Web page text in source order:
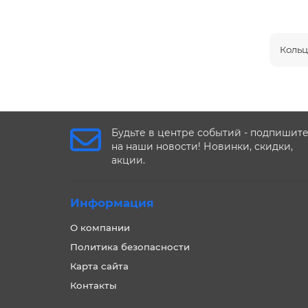
Будьте в центре событий -
на наши новости! Новинки, скидки,
акции.
Информация
О компании
Политика безопасности
Карта сайта
Контакты